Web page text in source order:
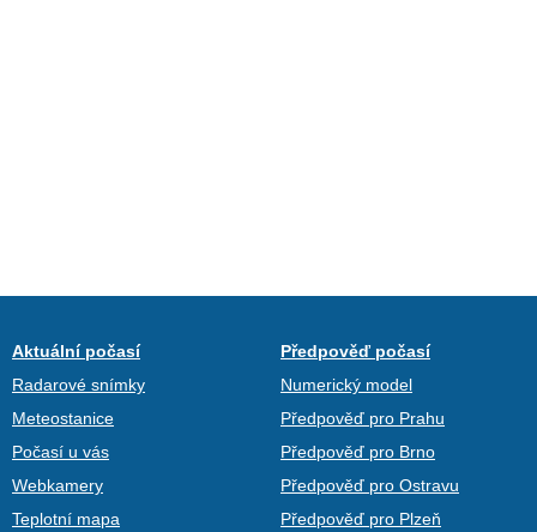
Aktuální počasí
Radarové snímky
Meteostanice
Počasí u vás
Webkamery
Teplotní mapa
Předpověď počasí
Numerický model
Předpověď pro Prahu
Předpověď pro Brno
Předpověď pro Ostravu
Předpověď pro Plzeň